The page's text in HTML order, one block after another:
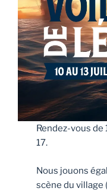
Rendez-vous de
17.
Nous jouons
scène du village